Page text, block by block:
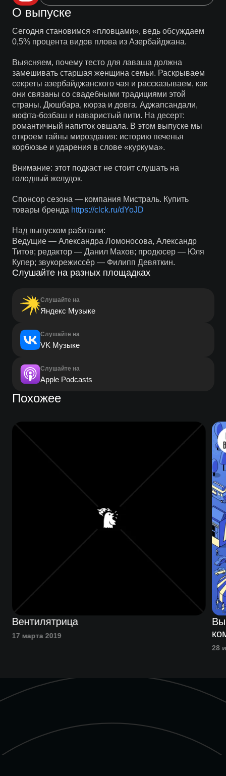
О выпуске
Сегодня становимся «пловцами», ведь обсуждаем
0,5% процента видов плова из Азербайджана.
Выясняем, почему тесто для лаваша должна
замешивать старшая женщина семьи. Раскрываем
секреты азербайджанского чая и рассказываем, как
они связаны со свадебными традициями этой
страны. Дюшбара, кюрза и довга. Аджапсандали,
кюфта-бозбаш и наваристый пити. На десерт:
романтичный напиток овшала. В этом выпуске мы
откроем тайны мироздания: историю печенья
корбюзье и ударения в слове «куркума».
Внимание: этот подкаст не стоит слушать на
голодный желудок.
Спонсор сезона — компания Мистраль. Купить
товары бренда https://clck.ru/dYoJD
Над выпуском работали:
Ведущие — Александра Ломоносова, Александр
Титов; редактор — Данил Махов; продюсер — Юля
Купер; звукорежиссёр — Филипп Девяткин.
Слушайте на разных площадках
Слушайте на
Яндекс Музыке
Слушайте на
VK Музыке
Слушайте на
Apple Podcasts
Похожее
Вентилятрица
17 марта 2019
28